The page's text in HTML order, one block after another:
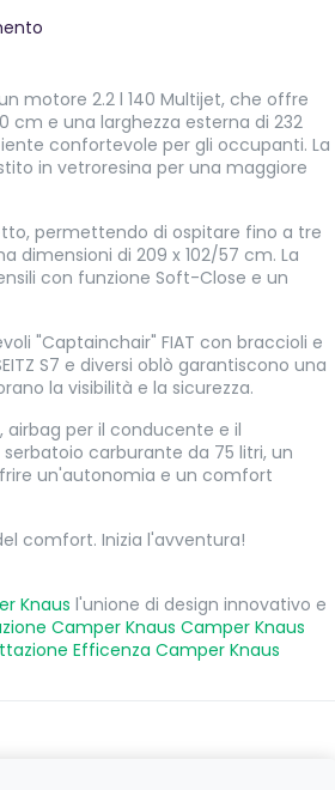
motore 2.2 l 140 Multijet, che offre
cm e una larghezza esterna di 232
confortevole per gli occupanti. La
in vetroresina per una maggiore
permettendo di ospitare fino a tre
dimensioni di 209 x 102/57 cm. La
con funzione Soft-Close e un
"Captainchair" FIAT con braccioli e
S7 e diversi oblò garantiscono una
la visibilità e la sicurezza.
airbag per il conducente e il
carburante da 75 litri, un
un'autonomia e un comfort
comfort. Inizia l'avventura!
Knaus l'unione di design innovativo e
Camper Knaus Camper Knaus
Efficenza Camper Knaus